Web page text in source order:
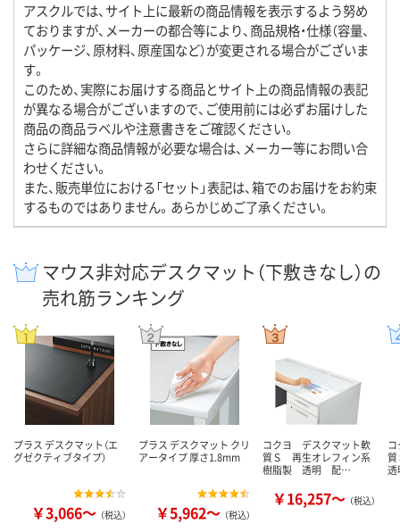
アスクルでは、サイト上に最新の商品情報を表示するよう努め
ておりますが、メーカーの都合等により、商品規格・仕様（容量、
パッケージ、原材料、原産国など）が変更される場合がございま
す。
このため、実際にお届けする商品とサイト上の商品情報の表記
が異なる場合がございますので、ご使用前には必ずお届けした
商品の商品ラベルや注意書きをご確認ください。
さらに詳細な商品情報が必要な場合は、メーカー等にお問い合
わせください。
また、販売単位における「セット」表記は、箱でのお届けをお約束
するものではありません。あらかじめご了承ください。
マウス非対応デスクマット（下敷きなし）の
売れ筋ランキング
プラス デスクマット（エ
グゼクティブタイプ）
￥3,066～ （税込）
プラス デスクマット クリ
アータイプ 厚さ1.8mm
￥5,962～ （税込）
コクヨ デスクマット軟
質Ｓ 再生オレフィン系
樹脂製 透明 配…
￥16,257～ （税込）